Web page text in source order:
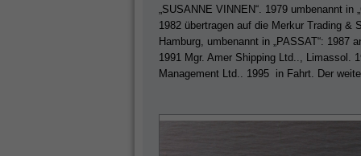
„SUSANNE VINNEN“. 1979 umbenannt in
1982 übertragen auf die Merkur Trading &
Hamburg, umbenannt in „PASSAT“:
1991 Mgr. Amer Shipping Ltd.., Limassol.
Management Ltd.. 1995 in Fahrt. Der